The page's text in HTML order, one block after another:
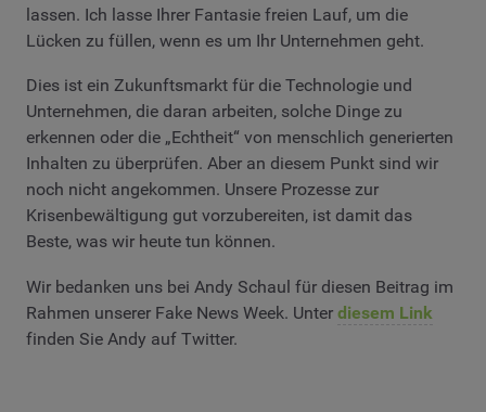
lassen. Ich lasse Ihrer Fantasie freien Lauf, um die
Lücken zu füllen, wenn es um Ihr Unternehmen geht.
Dies ist ein Zukunftsmarkt für die Technologie und
Unternehmen, die daran arbeiten, solche Dinge zu
erkennen oder die „Echtheit“ von menschlich generierten
Inhalten zu überprüfen. Aber an diesem Punkt sind wir
noch nicht angekommen. Unsere Prozesse zur
Krisenbewältigung gut vorzubereiten, ist damit das
Beste, was wir heute tun können.
Wir bedanken uns bei Andy Schaul für diesen Beitrag im
Rahmen unserer Fake News Week. Unter diesem Link
finden Sie Andy auf Twitter.